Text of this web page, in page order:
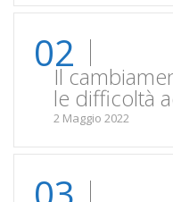
02
Il
le difficoltà
2 Maggio 2022